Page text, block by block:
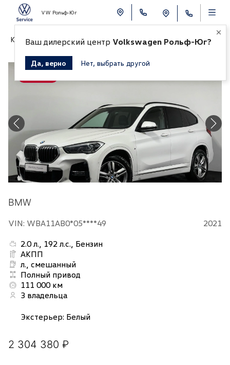
VW Рольф-Юг
К СПИСКУ АВТОМОБИЛЕЙ
BMW
VIN: WBA11AB0*05****49
2021
2.0 л., 192 л.с., Бензин
АКПП
л., смешанный
Полный привод
111 000 км
3 владельца
Экстерьер: Белый
2 304 380 ₽
Ваш дилерский центр Volkswagen Рольф-Юг?
Да, верно Нет, выбрать другой